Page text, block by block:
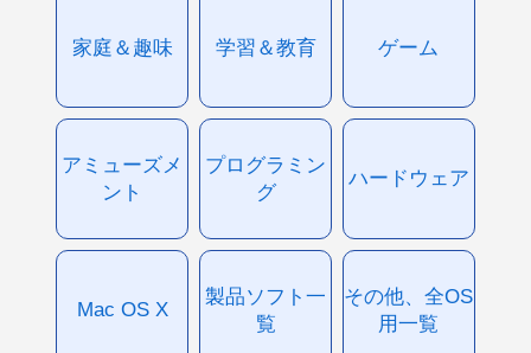
家庭＆趣味 学習＆教育 ゲーム
アミューズメ
ント
プログラミン
グ
ハードウェア
Mac OS X
製品ソフト一
覧
その他、全OS
用一覧